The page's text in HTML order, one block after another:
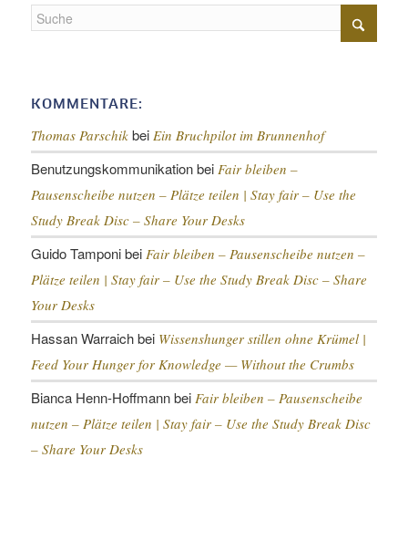
KOMMENTARE:
Thomas Parschikbei Ein Bruchpilot im Brunnenhof
Benutzungskommunikationbei Fair bleiben –
Pausenscheibe nutzen – Plätze teilen | Stay fair – Use the
Study Break Disc – Share Your Desks
Guido Tamponibei Fair bleiben – Pausenscheibe nutzen –
Plätze teilen | Stay fair – Use the Study Break Disc – Share
Your Desks
Hassan Warraichbei Wissenshunger stillen ohne Krümel |
Feed Your Hunger for Knowledge — Without the Crumbs
Bianca Henn-Hoffmannbei Fair bleiben – Pausenscheibe
nutzen – Plätze teilen | Stay fair – Use the Study Break Disc
– Share Your Desks